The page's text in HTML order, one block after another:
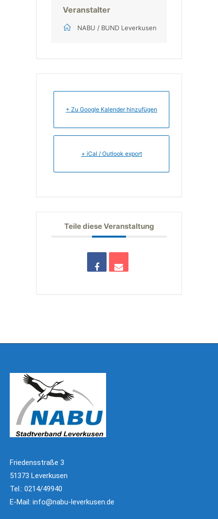
Veranstalter
NABU / BUND Leverkusen
+ Zu Google Kalender hinzufügen
+ iCal / Outlook export
Teile diese Veranstaltung
Friedensstraße 3
51373 Leverkusen
Tel.: 0214/49940
E-Mail: info@nabu-leverkusen.de